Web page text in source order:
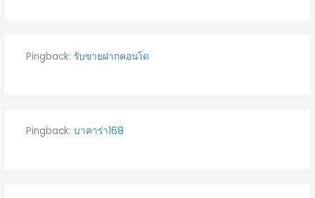
Pingback: รับขายฝากคอนโด
Pingback: บาคาร่า168